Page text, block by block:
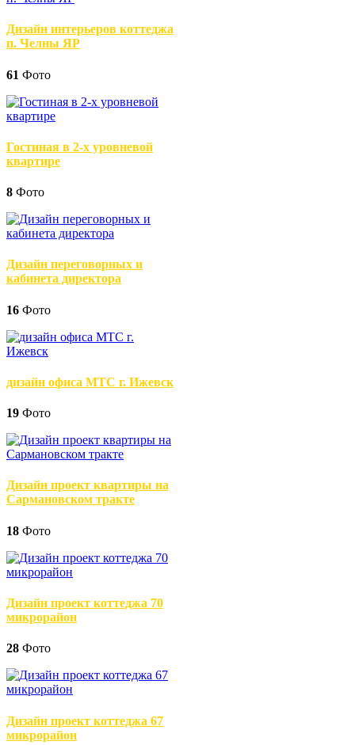
Дизайн интерьеров коттеджа
п. Челны ЯР
61 Фото
Гостиная в 2-х уровневой
квартире
8 Фото
Дизайн переговорных и
кабинета директора
16 Фото
дизайн офиса МТС г. Ижевск
19 Фото
Дизайн проект квартиры на
Сармановском тракте
18 Фото
Дизайн проект коттеджа 70
микрорайон
28 Фото
Дизайн проект коттеджа 67
микрорайон